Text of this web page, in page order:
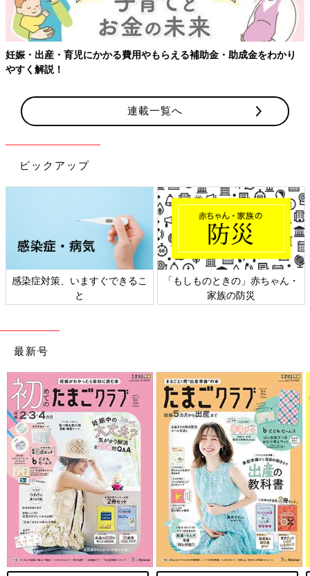
妊娠・出産・育児にかかる費用やもらえる補助金・助成金をわかり
やすく解説！
連載一覧へ
ピックアップ
感染症対策、いますぐできるこ
と
「もしものときの」赤ちゃん・
家族の防災
最新号